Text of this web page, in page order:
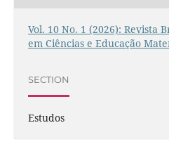
Vol. 10 No. 1 (2026): Revista
em Ciências e Educação
SECTION
Estudos